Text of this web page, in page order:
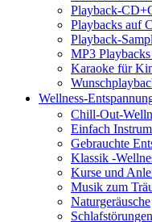
Playback-
Playbacks auf
Playback-
MP3
Karaoke für
Wellness-
Chill-Out-
Einfach
Gebrauchte
Klassik -
Kurse und
Musik zum
Naturgeräusche